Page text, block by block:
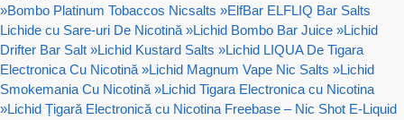
»Bombo Platinum Tobaccos Nicsalts »ElfBar ELFLIQ Bar Salts
Lichide cu Sare-uri De Nicotină »Lichid Bombo Bar Juice »Lichid
Drifter Bar Salt »Lichid Kustard Salts »Lichid LIQUA De Tigara
Electronica Cu Nicotină »Lichid Magnum Vape Nic Salts »Lichid
Smokemania Cu Nicotină »Lichid Tigara Electronica cu Nicotina
»Lichid Țigară Electronică cu Nicotina Freebase – Nic Shot E-Liquid